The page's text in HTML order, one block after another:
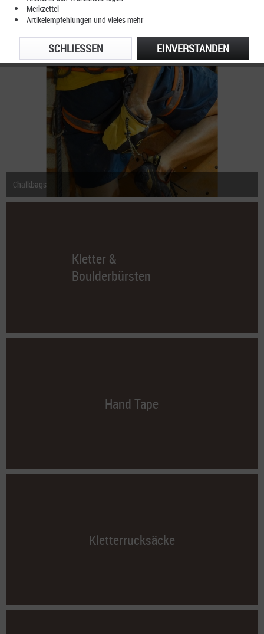
Chalkbags
Kletter &
Boulderbürsten
Hand Tape
Kletterrucksäcke
Merkzettel
Artikelempfehlungen und vieles mehr
EINVERSTANDEN
SCHLIESSEN